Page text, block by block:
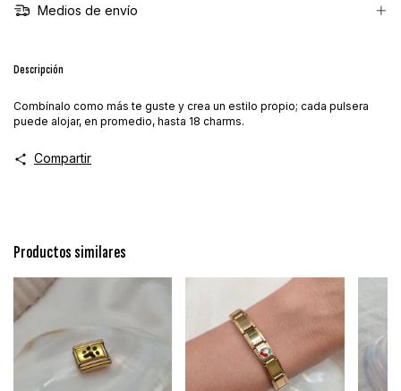
Medios de envío
Descripción
Combínalo como más te guste y crea un estilo propio; cada pulsera
puede alojar, en promedio, hasta 18 charms.
Compartir
Productos similares